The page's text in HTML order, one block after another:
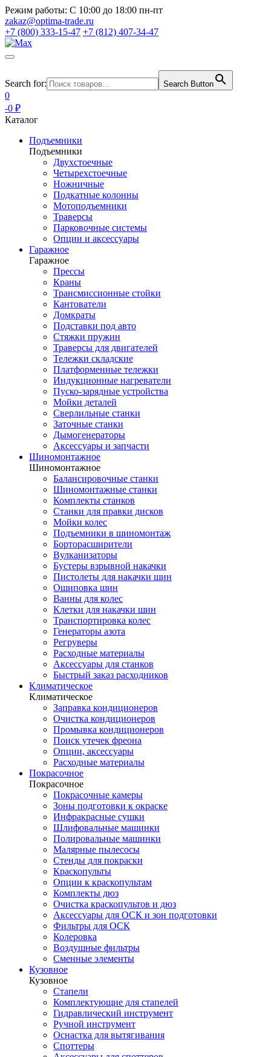
Режим работы: С 10:00 до 18:00 пн-пт
zakaz@optima-trade.ru
+7 (800) 333-15-47 +7 (812) 407-34-47
Search for: Search Button
0
-0 ₽
Каталог
Подъемники
Подъемники
Двухстоечные
Четырехстоечные
Ножничные
Подкатные колонны
Мотоподъемники
Траверсы
Парковочные системы
Опции и аксессуары
Гаражное
Гаражное
Прессы
Краны
Трансмиссионные стойки
Кантователи
Домкраты
Подставки под авто
Стяжки пружин
Траверсы для двигателей
Тележки складские
Платформенные тележки
Индукционные нагреватели
Пуско-зарядные устройства
Мойки деталей
Сверлильные станки
Заточные станки
Дымогенераторы
Аксессуары и запчасти
Шиномонтажное
Шиномонтажное
Балансировочные станки
Шиномонтажные станки
Комплекты станков
Станки для правки дисков
Мойки колес
Подъемники в шиномонтаж
Борторасширители
Вулканизаторы
Бустеры взрывной накачки
Пистолеты для накачки шин
Ошиповка шин
Ванны для колес
Клетки для накачки шин
Транспортировка колес
Генераторы азота
Регруверы
Расходные материалы
Аксессуары для станков
Быстрый заказ расходников
Климатическое
Климатическое
Заправка кондиционеров
Очистка кондиционеров
Промывка кондиционеров
Поиск утечек фреона
Опции, аксессуары
Расходные материалы
Покрасочное
Покрасочное
Покрасочные камеры
Зоны подготовки к окраске
Инфракрасные сушки
Шлифовальные машинки
Полировальные машинки
Малярные пылесосы
Стенды для покраски
Краскопульты
Опции к краскопультам
Комплекты дюз
Очистка краскопультов и дюз
Аксессуары для ОСК и зон подготовки
Фильтры для ОСК
Колеровка
Воздушные фильтры
Сменные элементы
Кузовное
Кузовное
Стапели
Комплектующие для стапелей
Гидравлический инструмент
Ручной инструмент
Оснастка для вытягивания
Споттеры